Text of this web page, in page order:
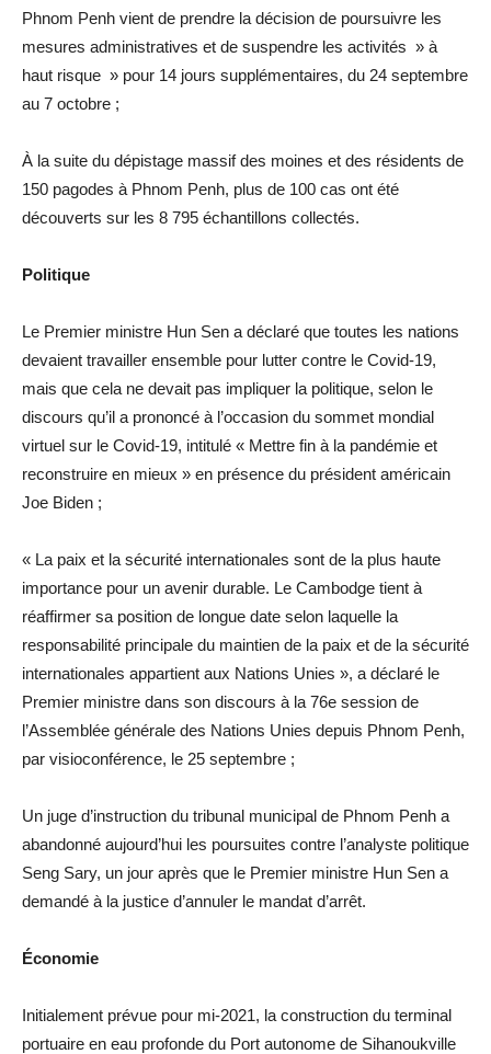
Phnom Penh vient de prendre la décision de poursuivre les
mesures administratives et de suspendre les activités » à
haut risque » pour 14 jours supplémentaires, du 24 septembre
au 7 octobre ;
À la suite du dépistage massif des moines et des résidents de
150 pagodes à Phnom Penh, plus de 100 cas ont été
découverts sur les 8 795 échantillons collectés.
Politique
Le Premier ministre Hun Sen a déclaré que toutes les nations
devaient travailler ensemble pour lutter contre le Covid-19,
mais que cela ne devait pas impliquer la politique, selon le
discours qu’il a prononcé à l’occasion du sommet mondial
virtuel sur le Covid-19, intitulé « Mettre fin à la pandémie et
reconstruire en mieux » en présence du président américain
Joe Biden ;
« La paix et la sécurité internationales sont de la plus haute
importance pour un avenir durable. Le Cambodge tient à
réaffirmer sa position de longue date selon laquelle la
responsabilité principale du maintien de la paix et de la sécurité
internationales appartient aux Nations Unies », a déclaré le
Premier ministre dans son discours à la 76e session de
l’Assemblée générale des Nations Unies depuis Phnom Penh,
par visioconférence, le 25 septembre ;
Un juge d’instruction du tribunal municipal de Phnom Penh a
abandonné aujourd’hui les poursuites contre l’analyste politique
Seng Sary, un jour après que le Premier ministre Hun Sen a
demandé à la justice d’annuler le mandat d’arrêt.
Économie
Initialement prévue pour mi-2021, la construction du terminal
portuaire en eau profonde du Port autonome de Sihanoukville